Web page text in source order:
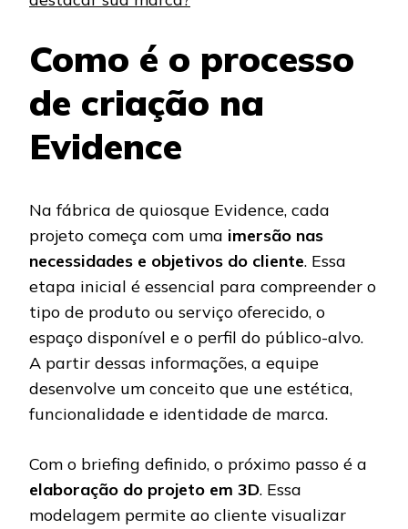
Como é o processo
de criação na
Evidence
Na fábrica de quiosque Evidence, cada
projeto começa com uma imersão nas
necessidades e objetivos do cliente. Essa
etapa inicial é essencial para compreender o
tipo de produto ou serviço oferecido, o
espaço disponível e o perfil do público-alvo.
A partir dessas informações, a equipe
desenvolve um conceito que une estética,
funcionalidade e identidade de marca.
Com o briefing definido, o próximo passo é a
elaboração do projeto em 3D. Essa
modelagem permite ao cliente visualizar